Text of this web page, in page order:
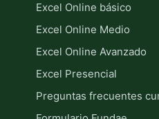
Excel Online básico
Excel Online Medio
Excel Online Avanzado
Excel Presencial
Preguntas frecuentes